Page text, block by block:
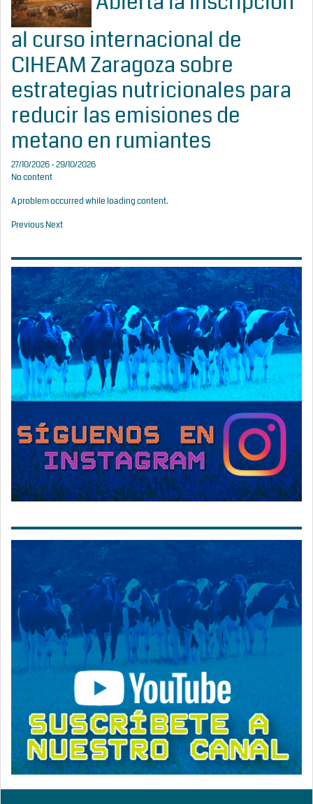
al curso internacional de
CIHEAM Zaragoza sobre
estrategias nutricionales para
reducir las emisiones de
metano en rumiantes
27/10/2026 - 29/10/2026
No content
A problem occurred while loading content.
PreviousNext